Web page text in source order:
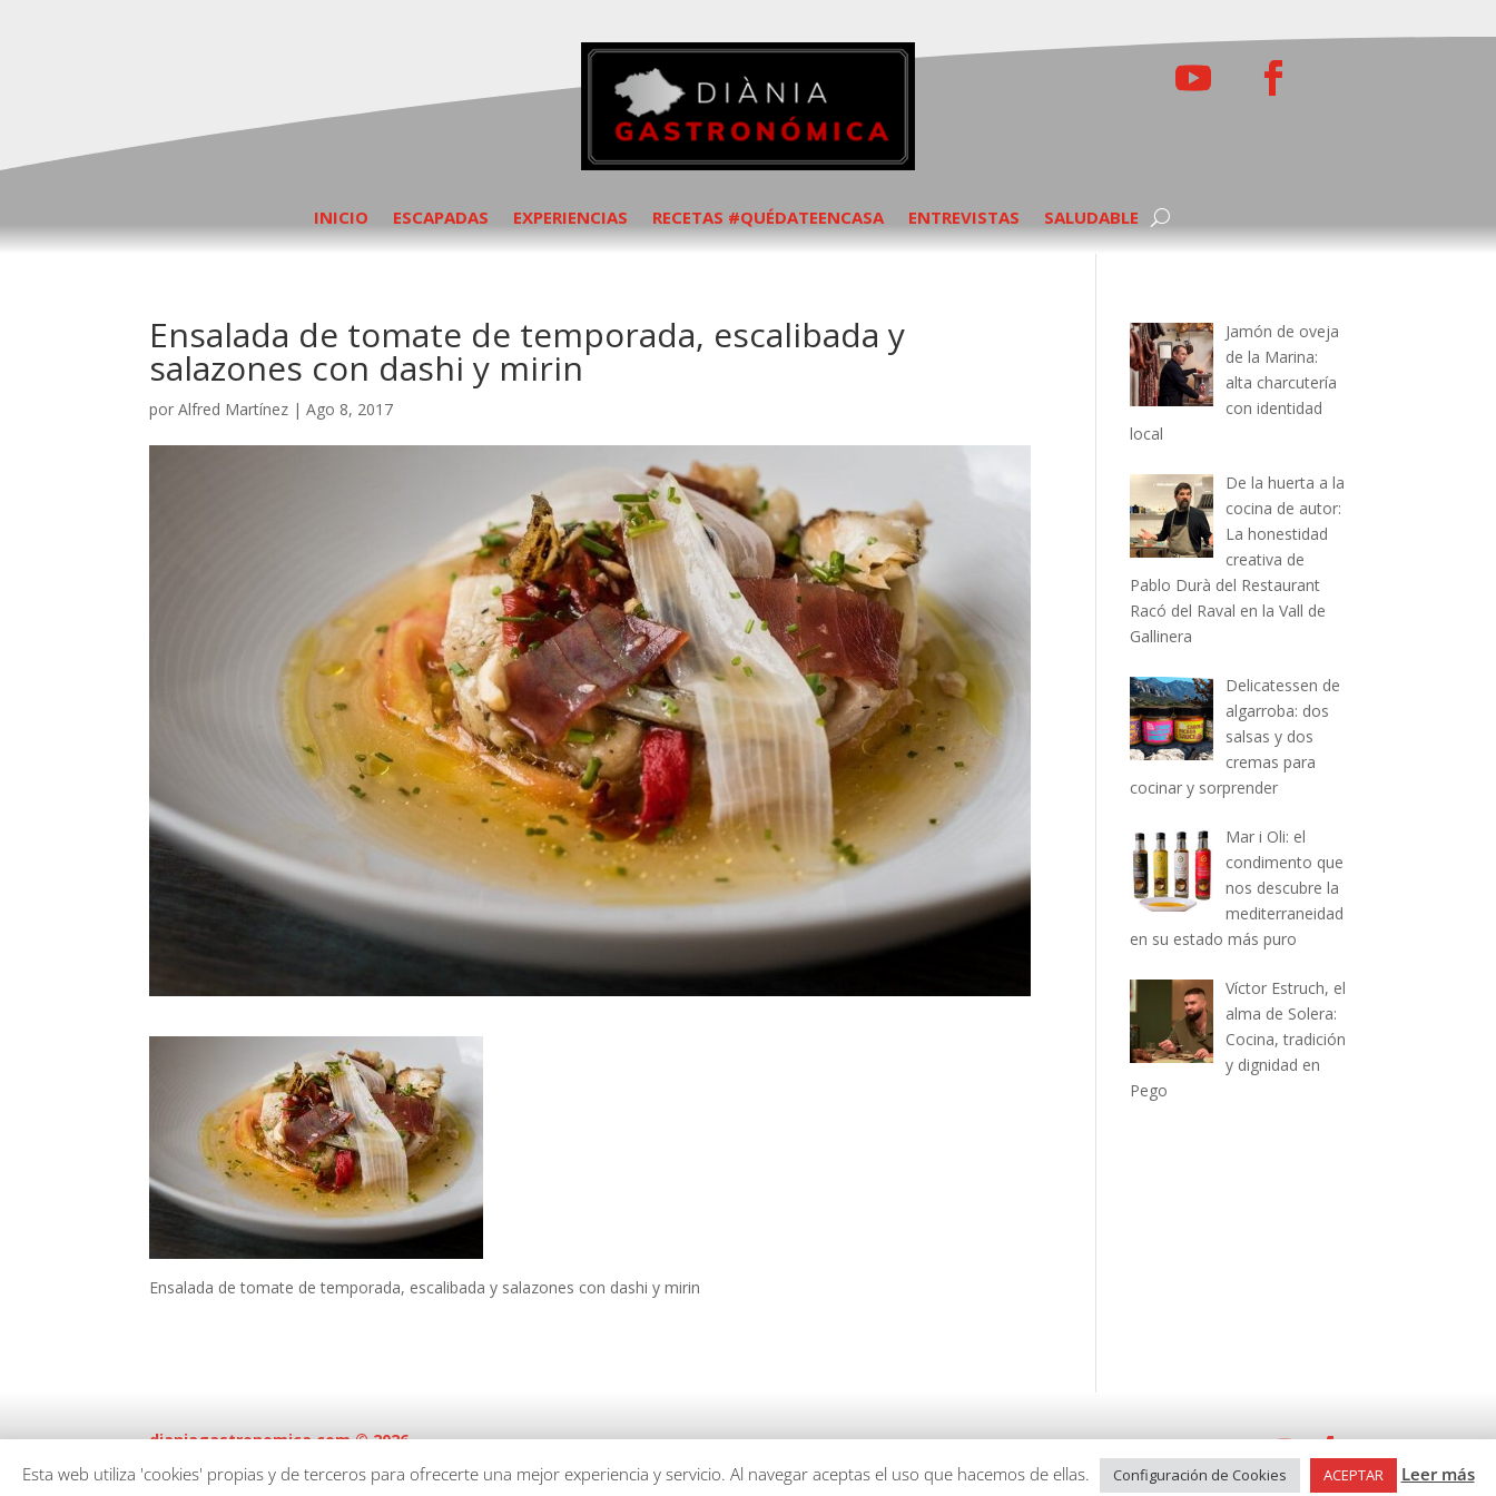
INICIO ESCAPADAS EXPERIENCIAS RECETAS #QUÉDATEENCASA ENTREVISTAS SALUDABLE
Ensalada de tomate de temporada, escalibada y
salazones con dashi y mirin
porAlfred Martínez |Ago 8, 2017
Ensalada de tomate de temporada, escalibada y salazones con dashi y mirin
Jamón de oveja
de la Marina:
alta charcutería
con identidad
local
De la huerta a la
cocina de autor:
La honestidad
creativa de
Pablo Durà del Restaurant
Racó del Raval en la Vall de
Gallinera
Delicatessen de
algarroba: dos
salsas y dos
cremas para
cocinar y sorprender
Mar i Oli: el
condimento que
nos descubre la
mediterraneidad
en su estado más puro
Víctor Estruch, el
alma de Solera:
Cocina, tradición
y dignidad en
Pego
dianiagastronomica.com © 2026
Esta web utiliza 'cookies' propias y de terceros para ofrecerte una mejor experiencia y servicio. Al navegar aceptas el uso que hacemos de ellas. Configuración de Cookies ACEPTAR Leer más